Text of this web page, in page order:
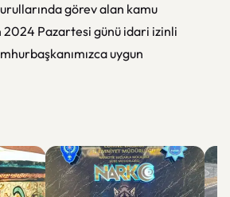
görev alan kamu
2024 Pazartesi günü idari izinli
uygun